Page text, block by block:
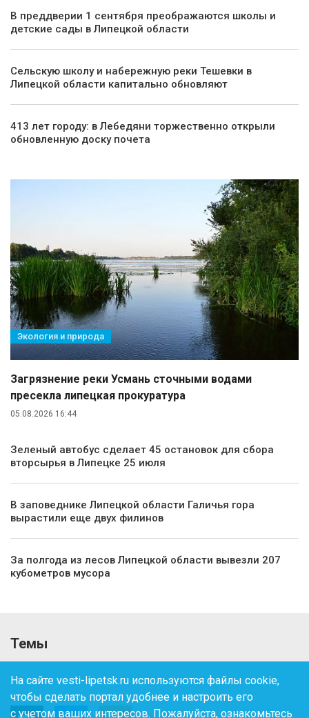
В преддверии 1 сентября преображаются школы и
детские сады в Липецкой области
Сельскую школу и набережную реки Тешевки в
Липецкой области капитально обновляют
413 лет городу: в Лебедяни торжественно открыли
обновленную доску почета
Экология и природа
Загрязнение реки Усмань сточными водами
пресекла липецкая прокуратура
05.08.2026 16:44
Зеленый автобус сделает 45 остановок для сбора
вторсырья в Липецке 25 июля
В заповеднике Липецкой области Галичья гора
вырастили еще двух филинов
За полгода из лесов Липецкой области вывезли 207
кубометров мусора
Темы
На сайте vesti-lipetsk.ru используются файлы cookie,
чтобы сделать портал удобнее и настроить его
с учетом ваших интересов. Пожалуйста, ознакомьтесь